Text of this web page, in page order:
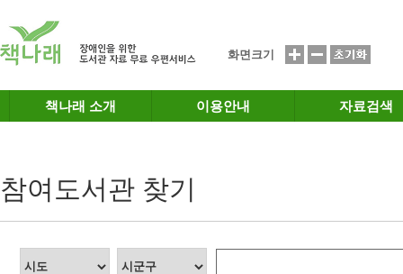
화면크기
책나래 소개 이용안내 자료검색
참여도서관 찾기